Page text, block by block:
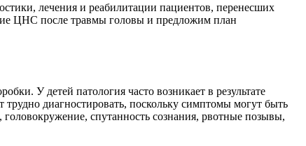
лечения и реабилитации пациентов, перенесших
ЦНС после травмы головы и предложим план
У детей патология часто возникает в результате
диагностировать, поскольку симптомы могут быть
спутанность сознания, рвотные позывы,